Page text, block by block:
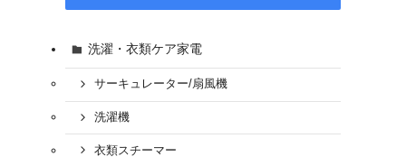
洗濯・衣類ケア家電
サーキュレーター/扇風機
洗濯機
衣類スチーマー